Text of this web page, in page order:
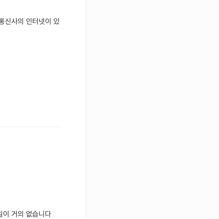
신사의 인터넷이 있
거의 없습니다